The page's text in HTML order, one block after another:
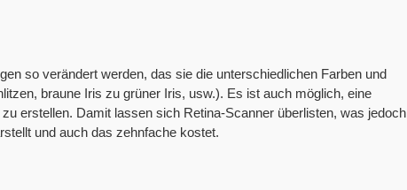
so verändert werden, das sie die unterschiedlichen Farben und
braune Iris zu grüner Iris, usw.). Es ist auch möglich, eine
erstellen. Damit lassen sich Retina-Scanner überlisten, was jedoch
und auch das zehnfache kostet.